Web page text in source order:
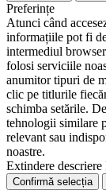
Preferințe
Atunci când
informațiile pot fi
intermediul
folosi serviciile
anumitor tipuri de
clic pe titlurile
schimba setările.
tehnologii similare
relevant sau
noastre.
Extindere descriere
Confirmă selecția